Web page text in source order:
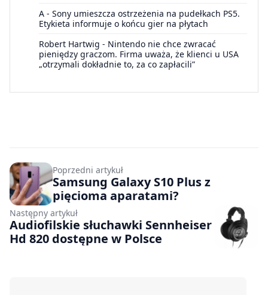
A - Sony umieszcza ostrzeżenia na pudełkach PS5.
Etykieta informuje o końcu gier na płytach
Robert Hartwig - Nintendo nie chce zwracać
pieniędzy graczom. Firma uważa, że klienci u USA
„otrzymali dokładnie to, za co zapłacili”
Poprzedni artykuł
Samsung Galaxy S10 Plus z
pięcioma aparatami?
Następny artykuł
Audiofilskie słuchawki Sennheiser
Hd 820 dostępne w Polsce